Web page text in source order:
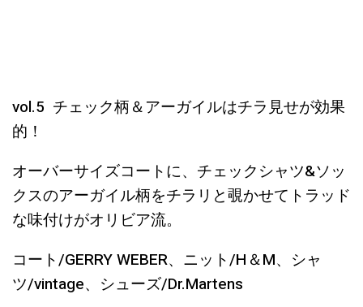
vol.5 チェック柄＆アーガイルはチラ見せが効果
的！
オーバーサイズコートに、チェックシャツ&ソッ
クスのアーガイル柄をチラリと覗かせてトラッド
な味付けがオリビア流。
コート/GERRY WEBER、ニット/H＆M、シャ
ツ/vintage、シューズ/Dr.Martens